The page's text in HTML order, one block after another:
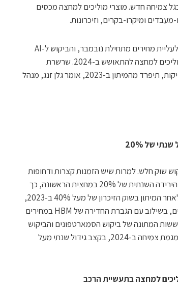
צמיחה חדש. מוצרי מוליכים למחצה מכסים
ומיקרו-בקרים, וזיכרונות.
השליטה הנוקשה של יצרני הזיכרון בהיצע ובתפוקה הובילה לעליית מחירים מתחילת נובמבר, והביקוש ל-AI
בכל היישומים המרכזיים יניע את שוק המכירות הכולל של מוליכים למחצה להתאושש ב-2024. שרשרת
האספקה של מוליכים למחצה, כולל תכנון, ייצור, אריזה ובדיקות, תיפרד מהמיתון ב-2023, אומר גלן זנג, מנהל
חלש. למרות שיש הזמנות קצרות ודחופות
ספורדיות במחצית השנייה של 2023, עדיין קשה להפוך את הירידה השנתית של 20% במחצית הראשונה, כך
שצפוי ששוק המוליכים למחצה ירד עדיין ב-12% ב-2023. לאחר המיתון בשוק הזיכרון של מעל 40% ב-2023,
ב-2024 האפקט של הפחתת הייצור להעלאת מחירי המוצרים, בשילוב עם הגברת החדירה של HBM במחירים
המתונה של ביקוש הסמארטפונים והביקוש
החזק לשבבי AI, IDC צופה ששוק המוליכים למחצה יחזור למגמת צמיחה ב-2024, בקצב גידול שנתי מעל